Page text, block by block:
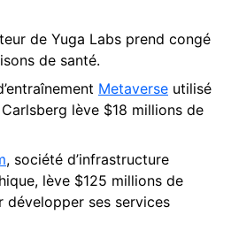
de Yuga Labs prend congé
de santé.
Metaverse utilisé
lève $18 millions de
, société d’infrastructure
lève $125 millions de
développer ses services